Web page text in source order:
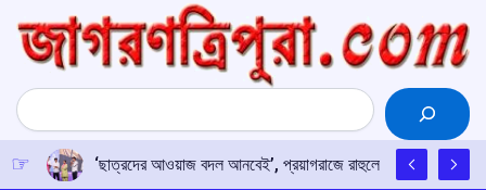
content
Search
‘ছাত্রদের আওয়াজ বদল আনবেই’, প্রয়াগরাজে রাহুলের হুঙ্কার